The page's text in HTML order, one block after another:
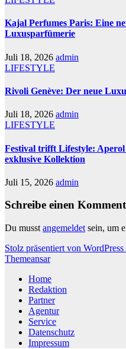
Kajal Perfumes Paris: Eine
Luxusparfümerie
Juli 18, 2026 admin
LIFESTYLE
Rivoli Genève: Der neue
Juli 18, 2026 admin
LIFESTYLE
Festival trifft Lifestyle:
exklusive Kollektion
Juli 15, 2026 admin
Schreibe einen
Du musst angemeldet sein, um
Stolz präsentiert von WordPress
Themeansar
Home
Redaktion
Partner
Agentur
Service
Datenschutz
Impressum